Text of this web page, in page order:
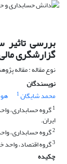
بررسی
گزارشگری
نوع مقاله : مقاله
نویسندگان
محمد شایگان1
1گروه حسابداری،
ایران.
2گروه حسابداری،
3گروه اقتصاد، واحد
چکیده